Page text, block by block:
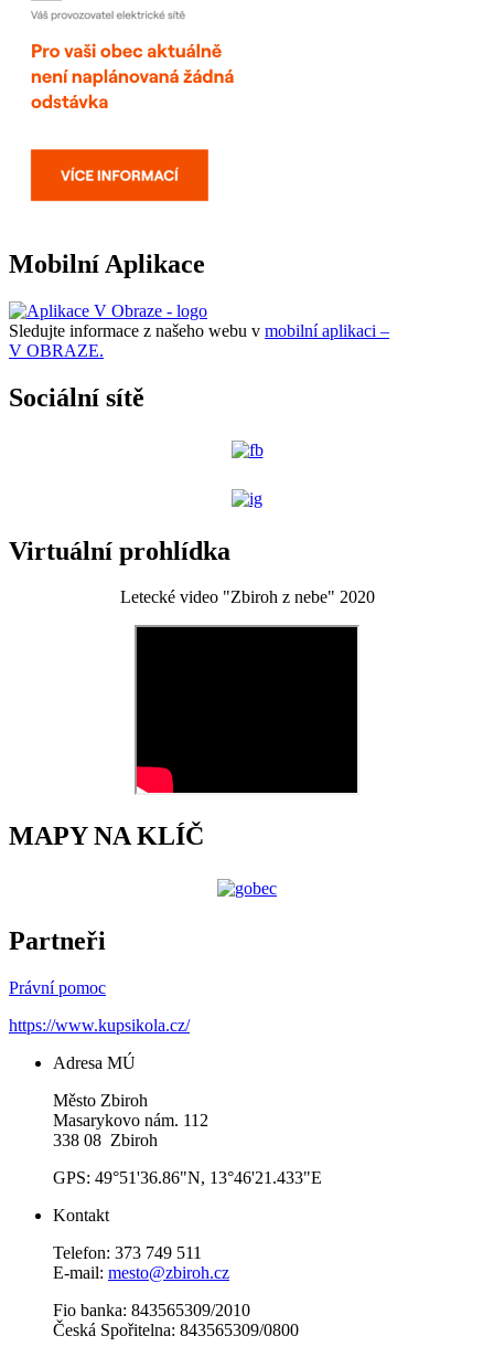
Mobilní Aplikace
Sledujte informace z našeho webu v mobilní aplikaci –
V OBRAZE.
Sociální sítě
Virtuální prohlídka
Letecké video "Zbiroh z nebe" 2020
MAPY NA KLÍČ
Partneři
Právní pomoc
https://www.kupsikola.cz/
Adresa MÚ
Město Zbiroh
Masarykovo nám. 112
338 08 Zbiroh
GPS: 49°51'36.86"N, 13°46'21.433"E
Kontakt
Telefon: 373 749 511
E-mail: mesto@zbiroh.cz
Fio banka: 843565309/2010
Česká Spořitelna: 843565309/0800